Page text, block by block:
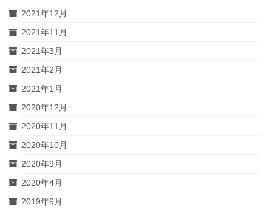
2021年12月
2021年11月
2021年3月
2021年2月
2021年1月
2020年12月
2020年11月
2020年10月
2020年9月
2020年4月
2019年9月